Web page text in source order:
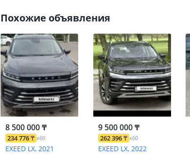
Похожие объявления
8 500 000 ₸
234 776₸ x60
EXEED LX, 2021
9 500 000 ₸
262 396₸ x60
EXEED LX, 2022